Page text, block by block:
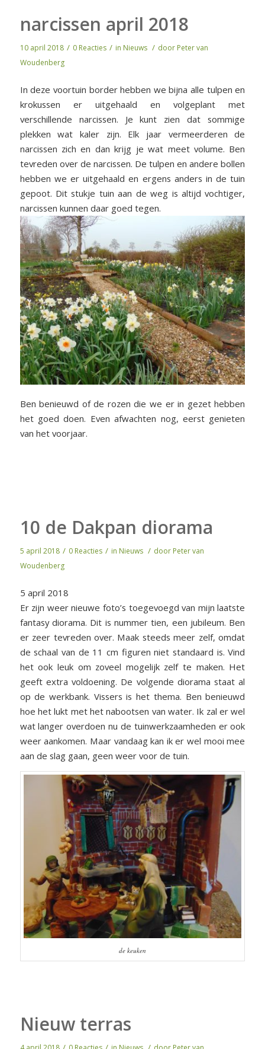
narcissen april 2018
10 april 2018 / 0 Reacties / in Nieuws / door Peter van
Woudenberg
In deze voortuin border hebben we bijna alle tulpen en
krokussen er uitgehaald en volgeplant met
verschillende narcissen. Je kunt zien dat sommige
plekken wat kaler zijn. Elk jaar vermeerderen de
narcissen zich en dan krijg je wat meet volume. Ben
tevreden over de narcissen. De tulpen en andere bollen
hebben we er uitgehaald en ergens anders in de tuin
gepoot. Dit stukje tuin aan de weg is altijd vochtiger,
narcissen kunnen daar goed tegen.
Ben benieuwd of de rozen die we er in gezet hebben
het goed doen. Even afwachten nog, eerst genieten
van het voorjaar.
10 de Dakpan diorama
5 april 2018 / 0 Reacties / in Nieuws / door Peter van
Woudenberg
5 april 2018
Er zijn weer nieuwe foto’s toegevoegd van mijn laatste
fantasy diorama. Dit is nummer tien, een jubileum. Ben
er zeer tevreden over. Maak steeds meer zelf, omdat
de schaal van de 11 cm figuren niet standaard is. Vind
het ook leuk om zoveel mogelijk zelf te maken. Het
geeft extra voldoening. De volgende diorama staat al
op de werkbank. Vissers is het thema. Ben benieuwd
hoe het lukt met het nabootsen van water. Ik zal er wel
wat langer overdoen nu de tuinwerkzaamheden er ook
weer aankomen. Maar vandaag kan ik er wel mooi mee
aan de slag gaan, geen weer voor de tuin.
de keuken
Nieuw terras